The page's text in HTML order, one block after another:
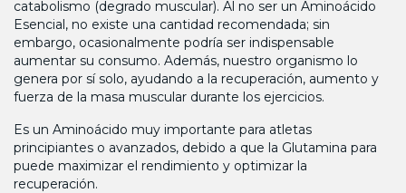
catabolismo (degrado muscular). Al no ser un Aminoácido
Esencial, no existe una cantidad recomendada; sin
embargo, ocasionalmente podría ser indispensable
aumentar su consumo. Además, nuestro organismo lo
genera por sí solo, ayudando a la recuperación, aumento y
fuerza de la masa muscular durante los ejercicios.
Es un Aminoácido muy importante para atletas
principiantes o avanzados, debido a que la Glutamina para
puede maximizar el rendimiento y optimizar la
recuperación.